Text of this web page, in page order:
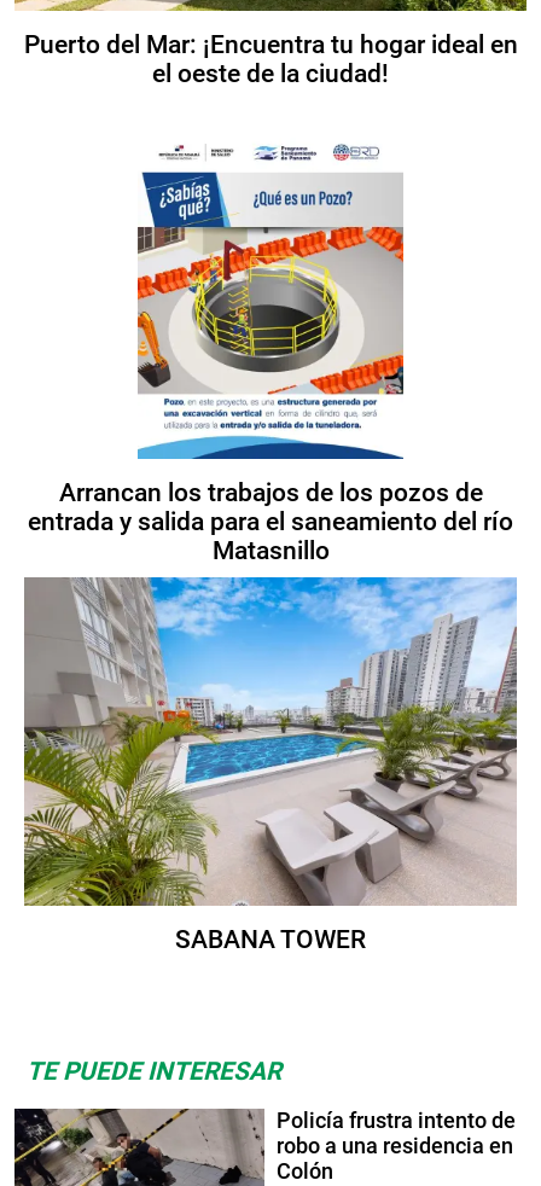
Puerto del Mar: ¡Encuentra tu hogar ideal en
el oeste de la ciudad!
Arrancan los trabajos de los pozos de
entrada y salida para el saneamiento del río
Matasnillo
SABANA TOWER
TE PUEDE INTERESAR
Policía frustra intento de
robo a una residencia en
Colón